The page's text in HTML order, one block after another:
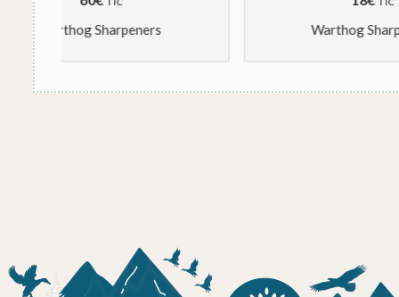
Warthog Sharpeners